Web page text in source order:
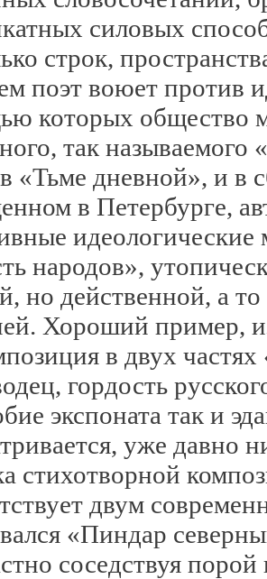
силовых
строк,
поэт воюет против
которых общество
так называемого
дневной», и в
в Петербурге,
народов»,
но действенной, а
Хороший пример,
в двух
гордость
экспоната так и
уже давно
стихотворной
двум
«Пиндар
соседствуя